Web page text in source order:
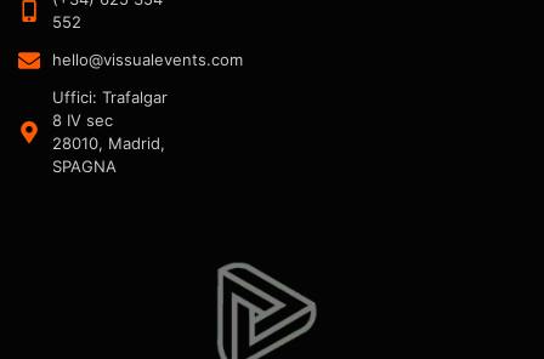
552
hello@vissualevents.com
Uffici: Trafalgar
8 IV sec
28010, Madrid,
SPAGNA